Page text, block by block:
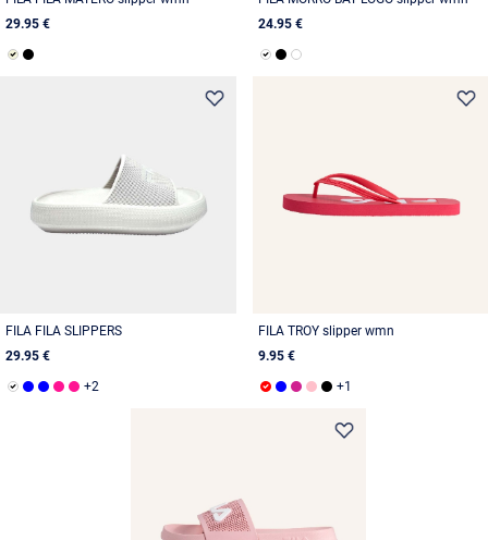
29.95 €
24.95 €
FILA FILA SLIPPERS
29.95 €
FILA TROY slipper wmn
9.95 €